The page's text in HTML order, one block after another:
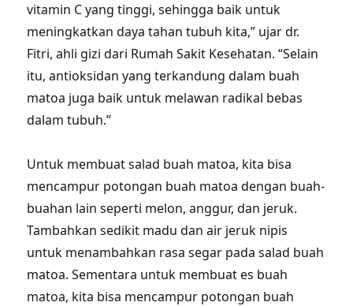
vitamin C yang tinggi, sehingga baik untuk
meningkatkan daya tahan tubuh kita,” ujar dr.
Fitri, ahli gizi dari Rumah Sakit Kesehatan. “Selain
itu, antioksidan yang terkandung dalam buah
matoa juga baik untuk melawan radikal bebas
dalam tubuh.”
Untuk membuat salad buah matoa, kita bisa
mencampur potongan buah matoa dengan buah-
buahan lain seperti melon, anggur, dan jeruk.
Tambahkan sedikit madu dan air jeruk nipis
untuk menambahkan rasa segar pada salad buah
matoa. Sementara untuk membuat es buah
matoa, kita bisa mencampur potongan buah